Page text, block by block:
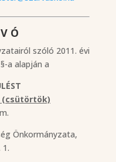
Ó
szóló 2011. évi
a alapján a
(csütörtök)
Önkormányzata,
1.